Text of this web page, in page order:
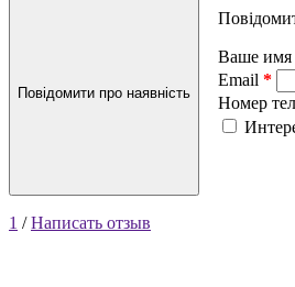
Повідомити про наявність
Ваше имя
Email
Номер
1 /Написать отзыв